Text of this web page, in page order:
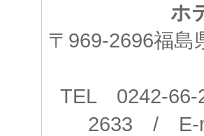
ホ
〒969-2696福島
TEL 0242-
2633 / E-